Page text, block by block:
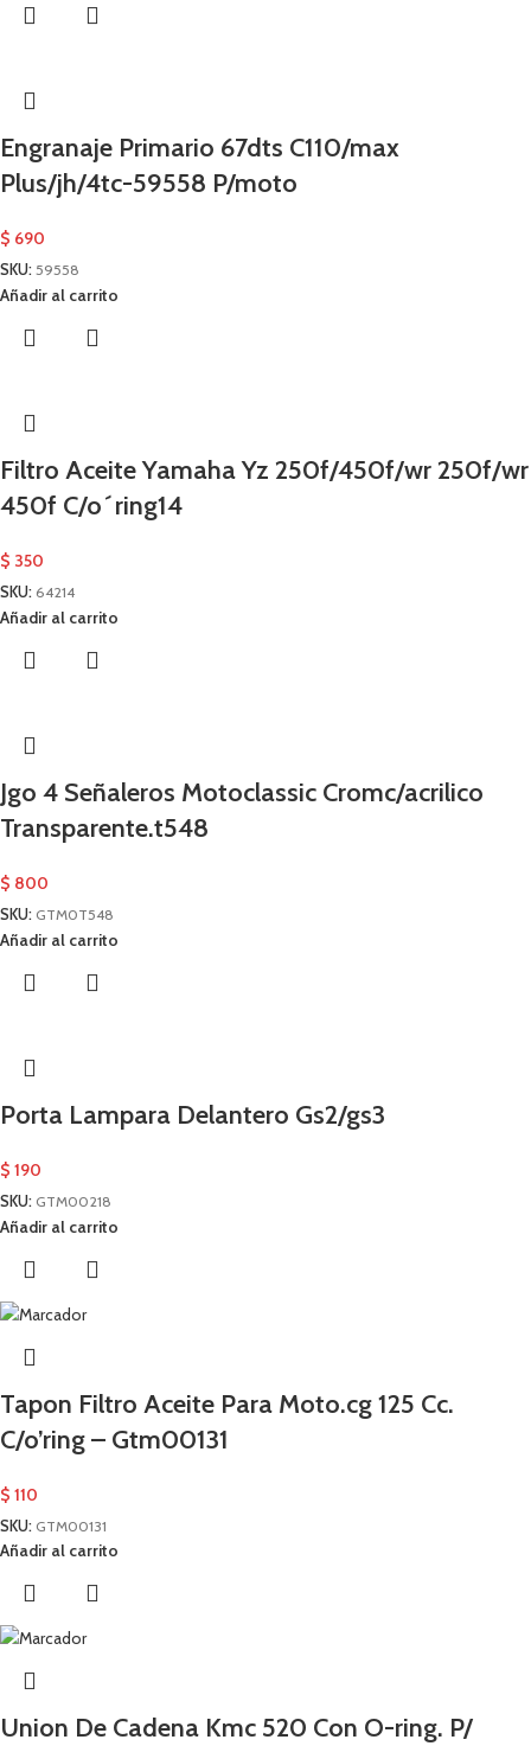
Engranaje Primario 67dts C110/max
Plus/jh/4tc-59558 P/moto
$ 690
SKU: 59558
Añadir al carrito
Filtro Aceite Yamaha Yz 250f/450f/wr 250f/wr
450f C/o´ring14
$ 350
SKU: 64214
Añadir al carrito
Jgo 4 Señaleros Motoclassic Cromc/acrilico
Transparente.t548
$ 800
SKU: GTM0T548
Añadir al carrito
Porta Lampara Delantero Gs2/gs3
$ 190
SKU: GTM00218
Añadir al carrito
Tapon Filtro Aceite Para Moto.cg 125 Cc.
C/o’ring – Gtm00131
$ 110
SKU: GTM00131
Añadir al carrito
Union De Cadena Kmc 520 Con O-ring. P/